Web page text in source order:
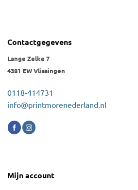
Contactgegevens
Lange Zelke 7
4381 EW Vlissingen
0118-414731
info@printmorenederland.nl
Mijn account